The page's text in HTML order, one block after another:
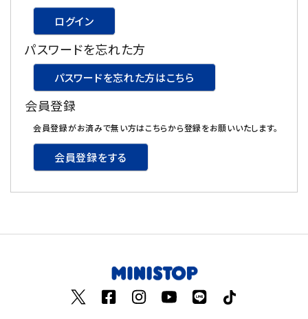
お菓子
酒類
日用品
ギフト
ログイン
パスワードを忘れた方
パスワードを忘れた方はこちら
会員登録
会員登録がお済みで無い方はこちらから登録をお願いいたします。
会員登録をする